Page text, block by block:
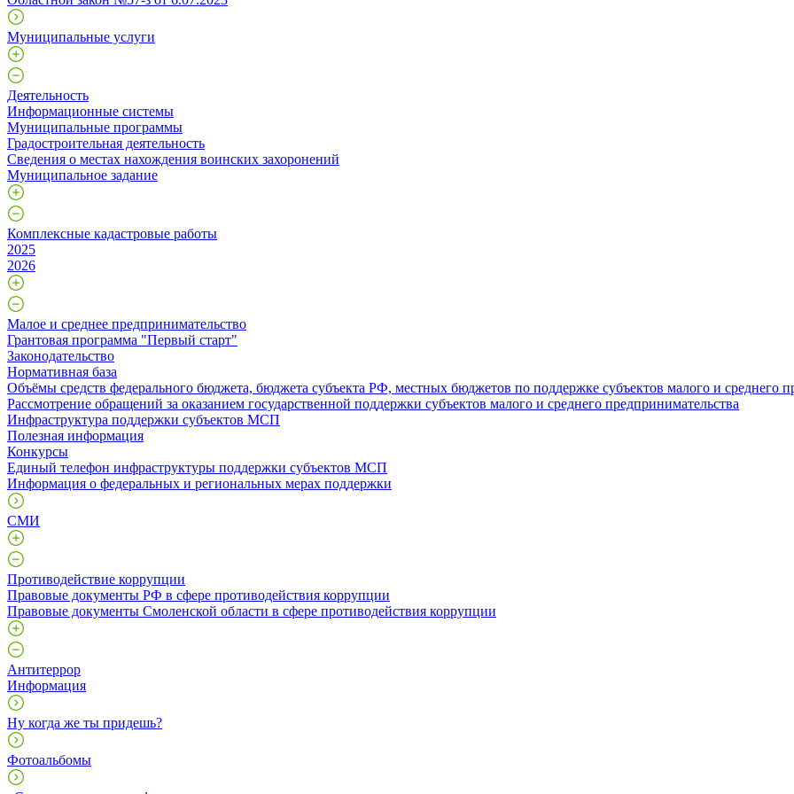
Муниципальные услуги
Деятельность
Информационные системы
Муниципальные программы
Градостроительная деятельность
Сведения о местах нахождения воинских захоронений
Муниципальное задание
Комплексные кадастровые работы
2025
2026
Малое и среднее предпринимательство
Грантовая программа "Первый старт"
Законодательство
Нормативная база
Объёмы средств федерального бюджета, бюджета субъекта РФ, местных бюджетов по поддержке субъектов малого и среднего
Рассмотрение обращений за оказанием государственной поддержки субъектов малого и среднего предпринимательства
Инфраструктура поддержки субъектов МСП
Полезная информация
Конкурсы
Единый телефон инфраструктуры поддержки субъектов МСП
Информация о федеральных и региональных мерах поддержки
СМИ
Противодействие коррупции
Правовые документы РФ в сфере противодействия коррупции
Правовые документы Смоленской области в сфере противодействия коррупции
Антитеррор
Информация
Ну когда же ты придешь?
Фотоальбомы